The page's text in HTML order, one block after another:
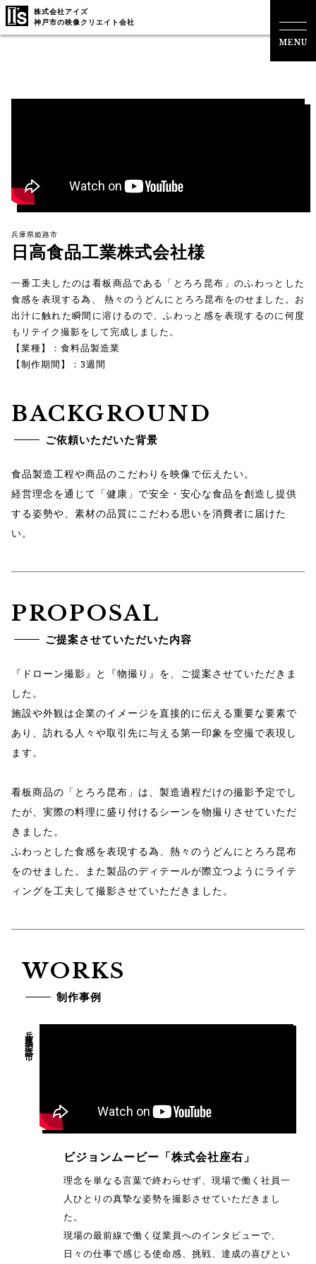
株式会社アイズ
神戸市の映像クリエイト会社
MENU
兵庫県姫路市
日高食品工業株式会社様
一番工夫したのは看板商品である「とろろ昆布」のふわっとした
食感を表現する為、 熱々のうどんにとろろ昆布をのせました。お
出汁に触れた瞬間に溶けるので、ふわっと感を表現するのに何度
もリテイク撮影をして完成しました。
【業種】：食料品製造業
【制作期間】：3週間
BACKGROUND
ご依頼いただいた背景
食品製造工程や商品のこだわりを映像で伝えたい。
経営理念を通じて「健康」で安全・安心な食品を創造し提供
する姿勢や、素材の品質にこだわる思いを消費者に届けた
い。
PROPOSAL
ご提案させていただいた内容
『ドローン撮影』と『物撮り』を、ご提案させていただきま
した。
施設や外観は企業のイメージを直接的に伝える重要な要素で
あり、訪れる人々や取引先に与える第一印象を空撮で表現し
ます。
看板商品の「とろろ昆布」は、製造過程だけの撮影予定でし
たが、実際の料理に盛り付けるシーンを物撮りさせていただ
きました。
ふわっとした食感を表現する為、熱々のうどんにとろろ昆布
をのせました。また製品のディテールが際立つようにライテ
ィングを工夫して撮影させていただきました。
WORKS
制作事例
兵庫県姫路市
ビジョンムービー「株式会社座右」
理念を単なる言葉で終わらせず、現場で働く社員一
人ひとりの真摯な姿勢を撮影させていただきまし
た。
現場の最前線で働く従業員へのインタビューで、
日々の仕事で感じる使命感、挑戦、達成の喜びとい